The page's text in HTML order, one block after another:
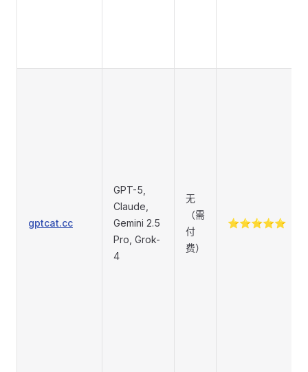
gptcat.cc
GPT-5,
Claude,
Gemini 2.5
Pro, Grok-
4
无
（需
付
费）
⭐⭐⭐⭐⭐